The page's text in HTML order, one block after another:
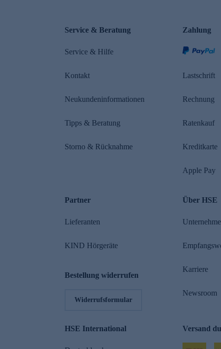
Service & Beratung
Service & Hilfe
Kontakt
Neukundeninformationen
Tipps & Beratung
Storno & Rücknahme
Zahlung
Lastschrift
Rechnung
Ratenkauf
Kreditkarte
Apple Pay
Partner
Lieferanten
KIND Hörgeräte
Bestellung widerrufen
Widerrufsformular
Über HSE
Karriere
Newsroom
HSE International Versand